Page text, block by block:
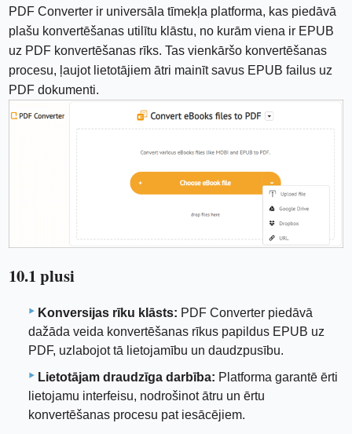
PDF Converter ir universāla tīmekļa platforma, kas piedāvā
plašu konvertēšanas utilītu klāstu, no kurām viena ir EPUB
uz PDF konvertēšanas rīks. Tas vienkāršo konvertēšanas
procesu, ļaujot lietotājiem ātri mainīt savus EPUB failus uz
PDF dokumenti.
10.1 plusi
Konversijas rīku klāsts: PDF Converter piedāvā
dažāda veida konvertēšanas rīkus papildus EPUB uz
PDF, uzlabojot tā lietojamību un daudzpusību.
Lietotājam draudzīga darbība: Platforma garantē ērti
lietojamu interfeisu, nodrošinot ātru un ērtu
konvertēšanas procesu pat iesācējiem.